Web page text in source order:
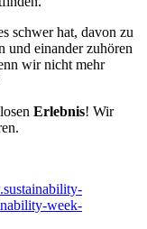
schwer hat, davon zu
und einander zuhören
wir nicht mehr
Erlebnis! Wir
week-